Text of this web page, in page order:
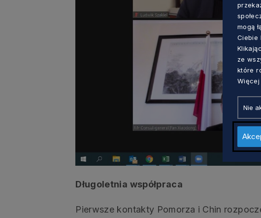
Długoletnia współpraca
Pierwsze kontakty Pomorza i Chin
mogą
Ciebie
ze
które
Nie